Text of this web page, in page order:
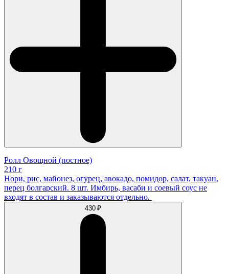
Ролл Овощной (постное)
210 г
Нори, рис, майонез, огурец, авокадо, помидор, салат, такуан,
перец болгарский. 8 шт. Имбирь, васаби и соевый соус не
входят в состав и заказываются отдельно.
430 ₽